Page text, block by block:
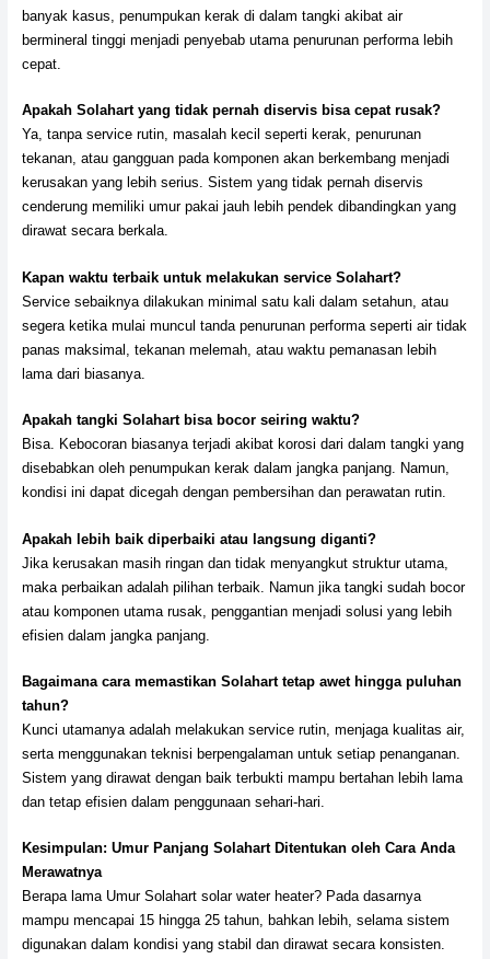
banyak kasus, penumpukan kerak di dalam tangki akibat air
bermineral tinggi menjadi penyebab utama penurunan performa lebih
cepat.
Apakah Solahart yang tidak pernah diservis bisa cepat rusak?
Ya, tanpa service rutin, masalah kecil seperti kerak, penurunan
tekanan, atau gangguan pada komponen akan berkembang menjadi
kerusakan yang lebih serius. Sistem yang tidak pernah diservis
cenderung memiliki umur pakai jauh lebih pendek dibandingkan yang
dirawat secara berkala.
Kapan waktu terbaik untuk melakukan service Solahart?
Service sebaiknya dilakukan minimal satu kali dalam setahun, atau
segera ketika mulai muncul tanda penurunan performa seperti air tidak
panas maksimal, tekanan melemah, atau waktu pemanasan lebih
lama dari biasanya.
Apakah tangki Solahart bisa bocor seiring waktu?
Bisa. Kebocoran biasanya terjadi akibat korosi dari dalam tangki yang
disebabkan oleh penumpukan kerak dalam jangka panjang. Namun,
kondisi ini dapat dicegah dengan pembersihan dan perawatan rutin.
Apakah lebih baik diperbaiki atau langsung diganti?
Jika kerusakan masih ringan dan tidak menyangkut struktur utama,
maka perbaikan adalah pilihan terbaik. Namun jika tangki sudah bocor
atau komponen utama rusak, penggantian menjadi solusi yang lebih
efisien dalam jangka panjang.
Bagaimana cara memastikan Solahart tetap awet hingga puluhan
tahun?
Kunci utamanya adalah melakukan service rutin, menjaga kualitas air,
serta menggunakan teknisi berpengalaman untuk setiap penanganan.
Sistem yang dirawat dengan baik terbukti mampu bertahan lebih lama
dan tetap efisien dalam penggunaan sehari-hari.
Kesimpulan: Umur Panjang Solahart Ditentukan oleh Cara Anda
Merawatnya
Berapa lama Umur Solahart solar water heater? Pada dasarnya
mampu mencapai 15 hingga 25 tahun, bahkan lebih, selama sistem
digunakan dalam kondisi yang stabil dan dirawat secara konsisten.